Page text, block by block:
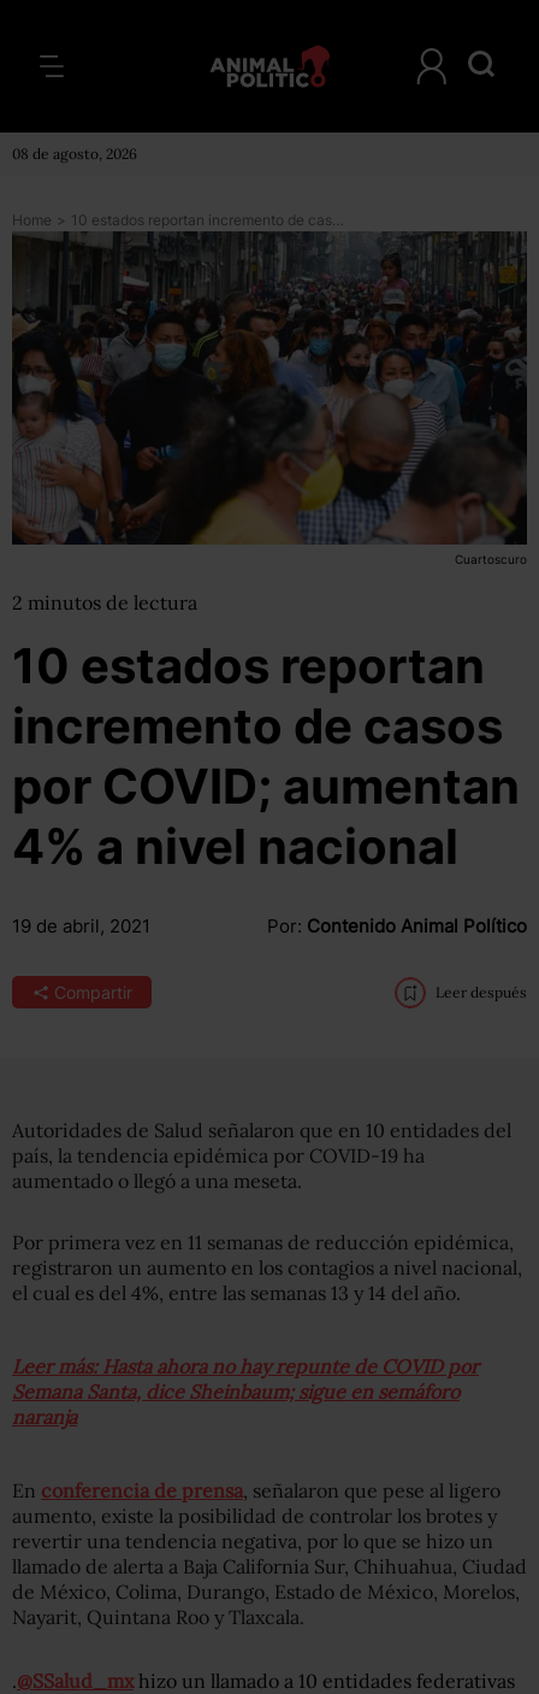
08 de agosto, 2026
Home > 10 estados reportan incremento de casos por COVID; aumentan 4% a nivel nacional
Cuartoscuro
2 minutos de lectura
10 estados reportan
incremento de casos
por COVID; aumentan
4% a nivel nacional
19 de abril, 2021 Por: Contenido Animal Político
Compartir Leer después
Autoridades de Salud señalaron que en 10 entidades del
país, la tendencia epidémica por COVID-19 ha
aumentado o llegó a una meseta.
Por primera vez en 11 semanas de reducción epidémica,
registraron un aumento en los contagios a nivel nacional,
el cual es del 4%, entre las semanas 13 y 14 del año.
Leer más: Hasta ahora no hay repunte de COVID por
Semana Santa, dice Sheinbaum; sigue en semáforo
naranja
En conferencia de prensa, señalaron que pese al ligero
aumento, existe la posibilidad de controlar los brotes y
revertir una tendencia negativa, por lo que se hizo un
llamado de alerta a Baja California Sur, Chihuahua, Ciudad
de México, Colima, Durango, Estado de México, Morelos,
Nayarit, Quintana Roo y Tlaxcala.
.@SSalud_mxhizo un llamado a 10 entidades federativas